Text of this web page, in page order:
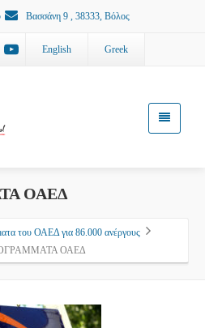
Βασσάνη 9 , 38333, Βόλος
English Greek
ΟΑΕΔ
του ΟΑΕΔ για 86.000 ανέργους
ΟΑΕΔ